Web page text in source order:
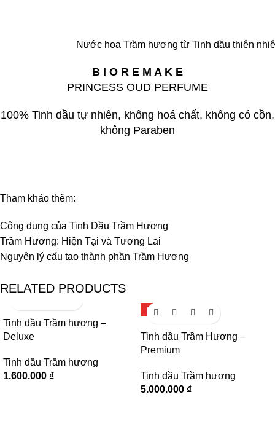
Nước hoa Trầm hương từ Tinh dầu thiên
B I O R E M A K E
PRINCESS OUD PERFUME
100% Tinh dầu tự nhiên, không hoá chất, không có cồn,
không Paraben
Tham khảo thêm:
Công dụng của Tinh Dầu Trầm Hương
Trầm Hương: Hiện Tại và Tương Lai
Nguyên lý cấu tạo thành phần Trầm Hương
RELATED PRODUCTS
Tinh dầu Trầm hương –
Deluxe
Tinh dầu Trầm hương
1.600.000 ₫
HOT
Tinh dầu Trầm Hương –
Premium
Tinh dầu Trầm hương
5.000.000 ₫